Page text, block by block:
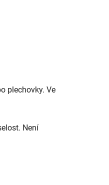
plechovky. Ve
Není